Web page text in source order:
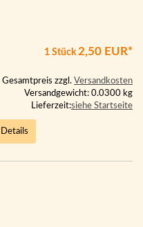
1 Stück 2,50 EUR*
Gesamtpreis zzgl. Versandkosten
Versandgewicht: 0.0300 kg
Lieferzeit:siehe Startseite
Details